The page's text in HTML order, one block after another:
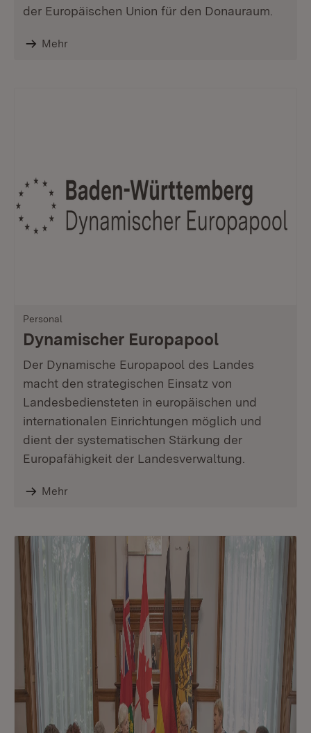
der Europäischen Union für den Donauraum.
Mehr
Personal
Dynamischer Europapool
Der Dynamische Europapool des Landes
macht den strategischen Einsatz von
Landesbediensteten in europäischen und
internationalen Einrichtungen möglich und
dient der systematischen Stärkung der
Europafähigkeit der Landesverwaltung.
Mehr